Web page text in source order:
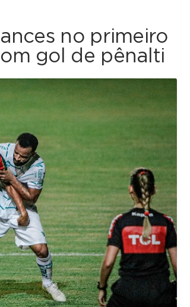
no primeiro
gol de pênalti